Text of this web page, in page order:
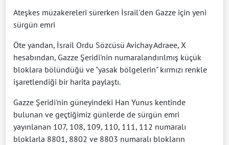
Ateşkes müzakereleri sürerken İsrail'den Gazze için yeni
sürgün emri
Öte yandan, İsrail Ordu Sözcüsü Avichay Adraee, X
hesabından, Gazze Şeridi'nin numaralandırılmış küçük
bloklara bölündüğü ve "yasak bölgelerin" kırmızı renkle
işaretlendiği bir harita paylaştı.
Gazze Şeridi'nin güneyindeki Han Yunus kentinde
bulunan ve geçtiğimiz günlerde de sürgün emri
yayınlanan 107, 108, 109, 110, 111, 112 numaralı
bloklarla 8801, 8802 ve 8803 numaralı blokların